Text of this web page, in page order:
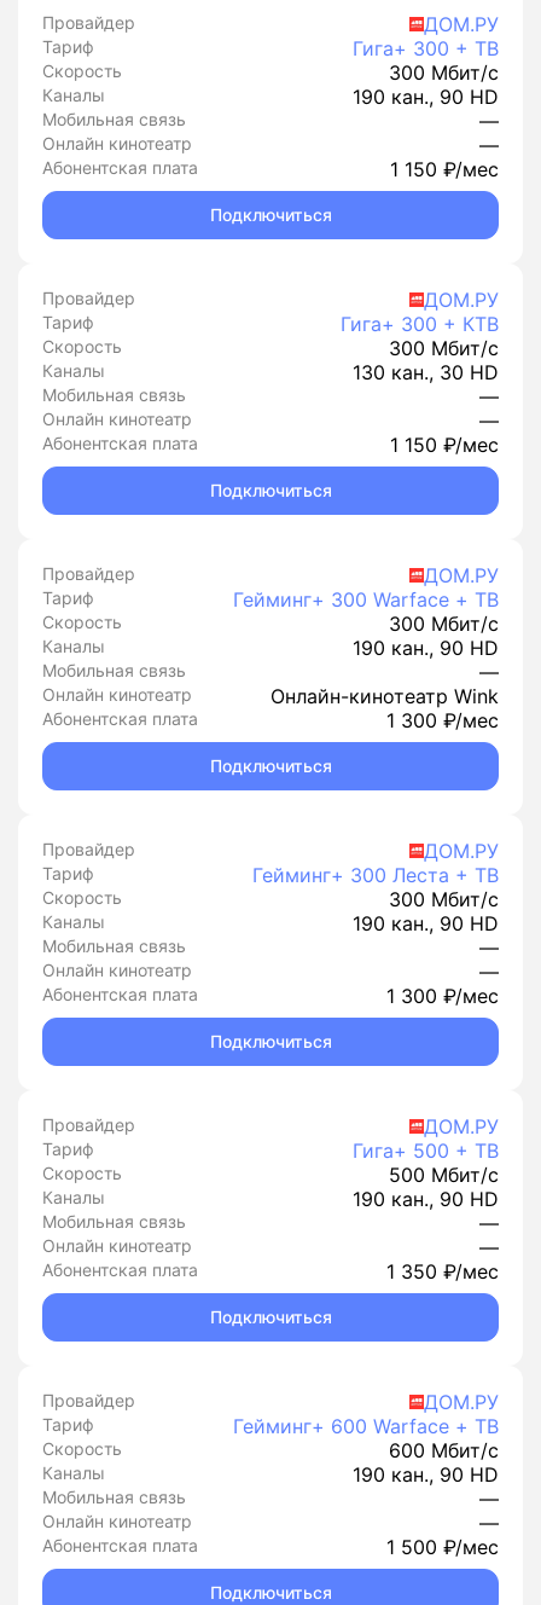
Провайдер ДОМ.РУ
Тариф Гига+ 300 + ТВ
Скорость 300 Мбит/с
Каналы 190 кан., 90 HD
Мобильная связь —
Онлайн кинотеатр —
Абонентская плата 1 150 ₽/мес
Подключиться
Провайдер ДОМ.РУ
Тариф Гига+ 300 + КТВ
Скорость 300 Мбит/с
Каналы 130 кан., 30 HD
Мобильная связь —
Онлайн кинотеатр —
Абонентская плата 1 150 ₽/мес
Подключиться
Провайдер ДОМ.РУ
Тариф Гейминг+ 300 Warface + ТВ
Скорость 300 Мбит/с
Каналы 190 кан., 90 HD
Мобильная связь —
Онлайн кинотеатр Онлайн-кинотеатр Wink
Абонентская плата 1 300 ₽/мес
Подключиться
Провайдер ДОМ.РУ
Тариф Гейминг+ 300 Леста + ТВ
Скорость 300 Мбит/с
Каналы 190 кан., 90 HD
Мобильная связь —
Онлайн кинотеатр —
Абонентская плата 1 300 ₽/мес
Подключиться
Провайдер ДОМ.РУ
Тариф Гига+ 500 + ТВ
Скорость 500 Мбит/с
Каналы 190 кан., 90 HD
Мобильная связь —
Онлайн кинотеатр —
Абонентская плата 1 350 ₽/мес
Подключиться
Провайдер ДОМ.РУ
Тариф Гейминг+ 600 Warface + ТВ
Скорость 600 Мбит/с
Каналы 190 кан., 90 HD
Мобильная связь —
Онлайн кинотеатр —
Абонентская плата 1 500 ₽/мес
Подключиться